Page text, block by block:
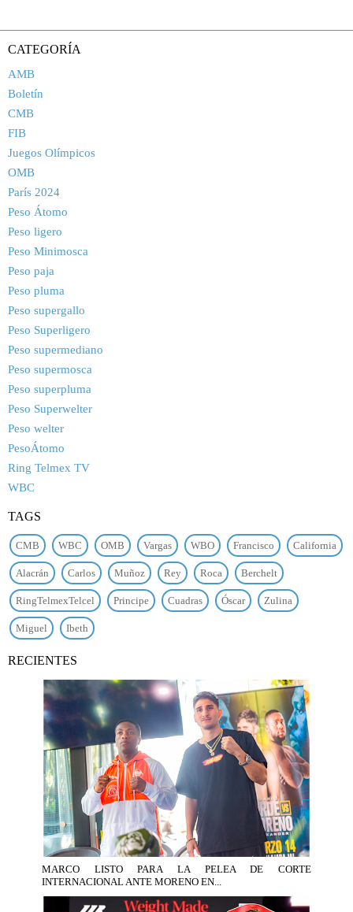
CATEGORÍA
AMB
Boletín
CMB
FIB
Juegos Olímpicos
OMB
París 2024
Peso Átomo
Peso ligero
Peso Minimosca
Peso paja
Peso pluma
Peso supergallo
Peso Superligero
Peso supermediano
Peso supermosca
Peso superpluma
Peso Superwelter
Peso welter
PesoÁtomo
Ring Telmex TV
WBC
TAGS
CMB WBC OMB Vargas WBO Francisco California
Alacrán Carlos Muñoz Rey Roca Berchelt
RingTelmexTelcel Principe Cuadras Óscar Zulina
Miguel Ibeth
RECIENTES
MARCO LISTO PARA LA PELEA DE CORTE
INTERNACIONAL ANTE MORENO EN...